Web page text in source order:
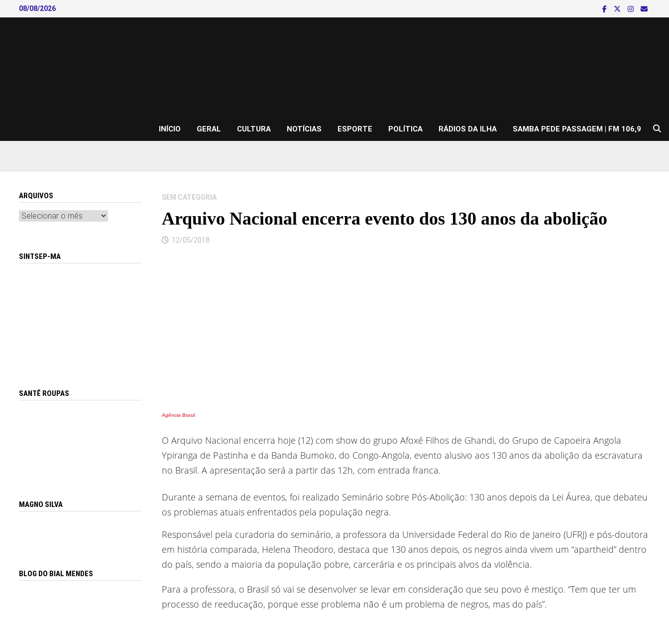
to
08/08/2026
INÍCIO GERAL CULTURA NOTÍCIAS ESPORTE POLÍTICA RÁDIOS DA ILHA SAMBA PEDE PASSAGEM | FM 106,9
SEM CATEGORIA
Arquivo Nacional encerra evento dos 130 anos da abolição
12/05/2018
Agência Brasil.
O Arquivo Nacional encerra hoje (12) com show do grupo Afoxé Filhos de Ghandi, do Grupo de Capoeira Angola
Ypiranga de Pastinha e da Banda Bumoko, do Congo-Angola, evento alusivo aos 130 anos da abolição da escravatura
no Brasil. A apresentação será a partir das 12h, com entrada franca.
Durante a semana de eventos, foi realizado Seminário sobre Pós-Abolição: 130 anos depois da Lei Áurea, que debateu
os problemas atuais enfrentados pela população negra.
Responsável pela curadoria do seminário, a professora da Universidade Federal do Rio de Janeiro (UFRJ) e pós-doutora
em história comparada, Helena Theodoro, destaca que 130 anos depois, os negros ainda vivem um “apartheid” dentro
do país, sendo a maioria da população pobre, carcerária e os principais alvos da violência.
Para a professora, o Brasil só vai se desenvolver se levar em consideração que seu povo é mestiço. “Tem que ter um
processo de reeducação, porque esse problema não é um problema de negros, mas do país”.
ARQUIVOS
Arquivos
SINTSEP-MA
SANTÊ ROUPAS
MAGNO SILVA
BLOG DO BIAL MENDES